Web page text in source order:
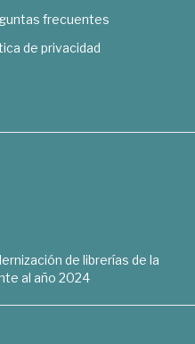
frecuentes
de privacidad
de librerías de la
al año 2024